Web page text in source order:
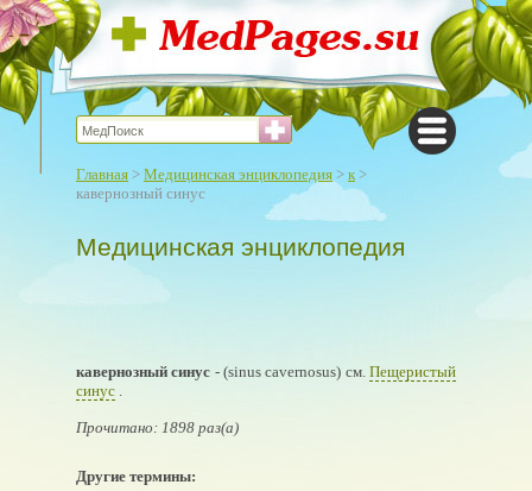
Главная > Медицинская энциклопедия > к>
кавернозный синус
Медицинская энциклопедия
кавернозный синус - (sinus cavernosus) см.Пещеристый
синус .
Прочитано: 1898 раз(а)
Другие термины: